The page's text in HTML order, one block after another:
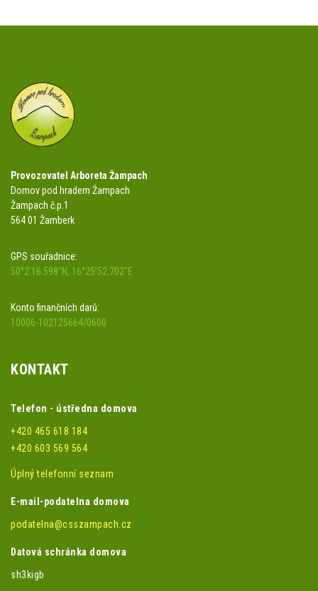
Provozovatel Arboreta Žampach
Domov pod hradem Žampach
Žampach č.p.1
564 01 Žamberk
GPS souřadnice:
50°2'16.598"N, 16°25'52.702"E
Konto finančních darů:
10006-102125664/0600
KONTAKT
Telefon - ústředna domova
+420 465 618 184
+420 603 569 564
Úplný telefonní seznam
E-mail-podatelna domova
podatelna@csszampach.cz
Datová schránka domova
sh3kigb